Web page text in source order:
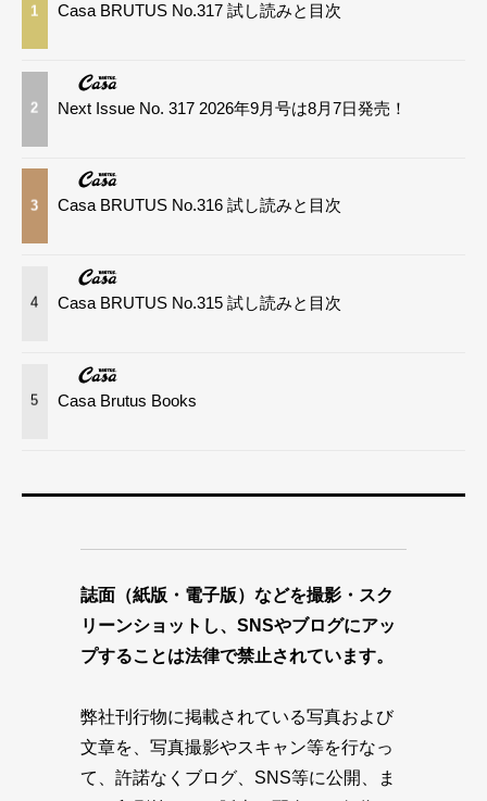
1 Casa BRUTUS No.317 試し読みと目次
2 Next Issue No. 317 2026年9月号は8月7日発売！
3 Casa BRUTUS No.316 試し読みと目次
4 Casa BRUTUS No.315 試し読みと目次
5 Casa Brutus Books
誌面（紙版・電子版）などを撮影・スク
リーンショットし、SNSやブログにアッ
プすることは法律で禁止されています。
弊社刊行物に掲載されている写真および
文章を、写真撮影やスキャン等を行なっ
て、許諾なくブログ、SNS等に公開、ま